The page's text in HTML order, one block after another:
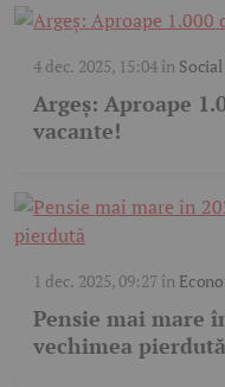
4 dec. 2025, 15:04în Social
Argeș: Aproape
vacante!
1 dec. 2025, 09:27în
Pensie mai mare
vechimea pierdută